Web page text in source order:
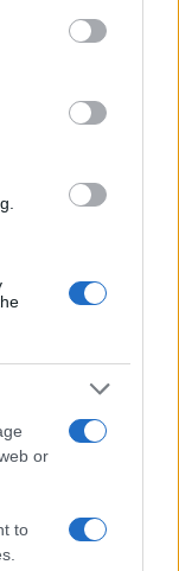
may click to
party tags to
in below Google
or
to